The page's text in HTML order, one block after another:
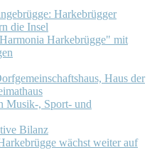
Harkebrügger
die Insel
Harkebrügge" mit
Haus der
Musik-, Sport- und
Bilanz
wächst weiter auf